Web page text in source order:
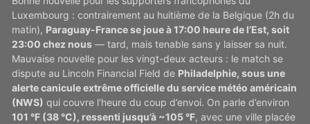
Luxembourg : contrairement au huitième de la Belgique (2h du
matin), Paraguay-France se joue à 17:00 heure de l’Est, soit
23:00 chez nous — tard, mais tenable sans y laisser sa nuit.
Mauvaise nouvelle pour les vingt-deux acteurs : le match se
dispute au Lincoln Financial Field de Philadelphie, sous une
alerte canicule extrême officielle du service météo américain
(NWS) qui couvre l’heure du coup d’envoi. On parle d’environ
101 °F (38 °C), ressenti jusqu’à ~105 °F, avec une ville placée